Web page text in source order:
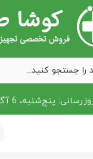
پنج‌شنبه، 6 آگوست 2026